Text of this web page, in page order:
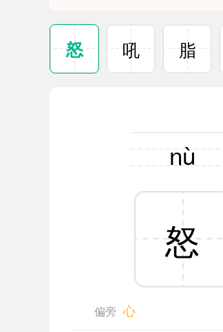
怒 吼 脂
nù
怒
偏旁 心